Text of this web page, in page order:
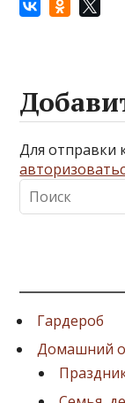
Для отправки
Гардероб
Домашний